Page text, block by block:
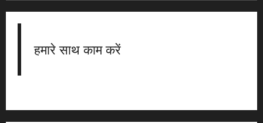
हमारे साथ काम करें